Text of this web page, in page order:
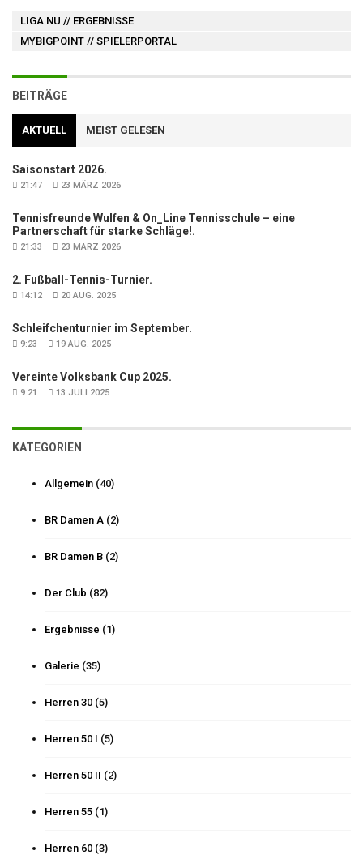
LIGA NU // ERGEBNISSE
MYBIGPOINT // SPIELERPORTAL
BEITRÄGE
AKTUELL MEIST GELESEN
Saisonstart 2026.
21:47 23 MÄRZ 2026
Tennisfreunde Wulfen & On_Line Tennisschule – eine
Partnerschaft für starke Schläge!.
21:33 23 MÄRZ 2026
2. Fußball-Tennis-Turnier.
14:12 20 AUG. 2025
Schleifchenturnier im September.
9:23 19 AUG. 2025
Vereinte Volksbank Cup 2025.
9:21 13 JULI 2025
KATEGORIEN
Allgemein (40)
BR Damen A (2)
BR Damen B (2)
Der Club (82)
Ergebnisse (1)
Galerie (35)
Herren 30 (5)
Herren 50 I (5)
Herren 50 II (2)
Herren 55 (1)
Herren 60 (3)